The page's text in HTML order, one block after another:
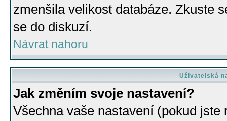
zmenšila velikost databáze. Zkuste
se do diskuzí.
Návrat nahoru
Uživatelská
Jak změním svoje nastavení?
Všechna vaše nastavení (pokud